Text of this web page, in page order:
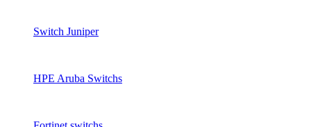
Switch Juniper
HPE Aruba Switchs